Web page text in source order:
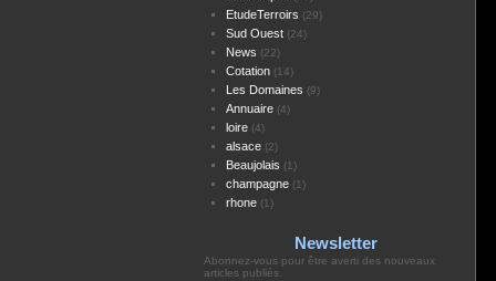
EtudeTerroirs (29)
Sud Ouest(24)
News (22)
Cotation(14)
Les Domaines (9)
Annuaire(4)
loire(4)
alsace(2)
Beaujolais (1)
champagne(1)
rhone(1)
Newsletter
Abonnez-vous pour être averti des nouveaux
articles publiés.